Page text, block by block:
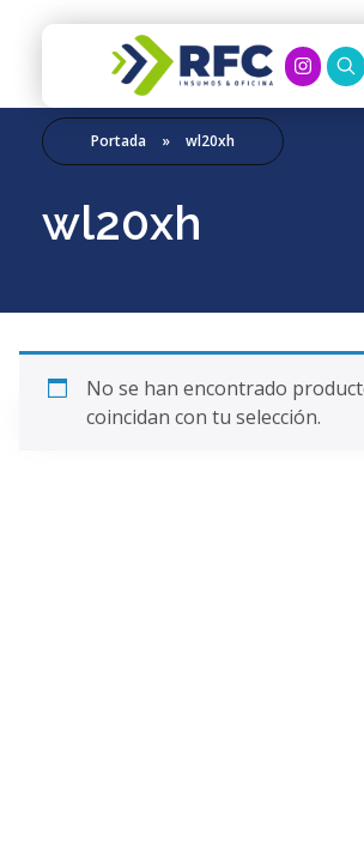
RFC Soluciones
Con 35 años de experiencia, RFC se especializa en muebles de oficina, soluciones tecnológicas y servicio técnico en Río Gallegos. Equipamos espacios de trabajo modernos y eficientes.
Portada » wl20xh
wl20xh
No se han encontrado
coincidan con tu selección.